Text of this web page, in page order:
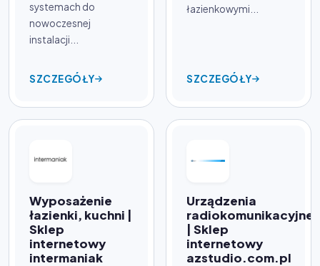
systemach do
nowoczesnej
instalacji...
SZCZEGÓŁY
łazienkowymi...
SZCZEGÓŁY
Wyposażenie
łazienki, kuchni |
Sklep
internetowy
intermaniak
Urządzenia
radiokomunikacyjne
| Sklep
internetowy
azstudio.com.pl